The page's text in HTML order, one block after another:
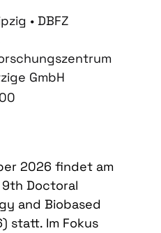
• DBFZ
GmbH
2026 findet am
9th Doctoral
and Biobased
statt. Im Fokus